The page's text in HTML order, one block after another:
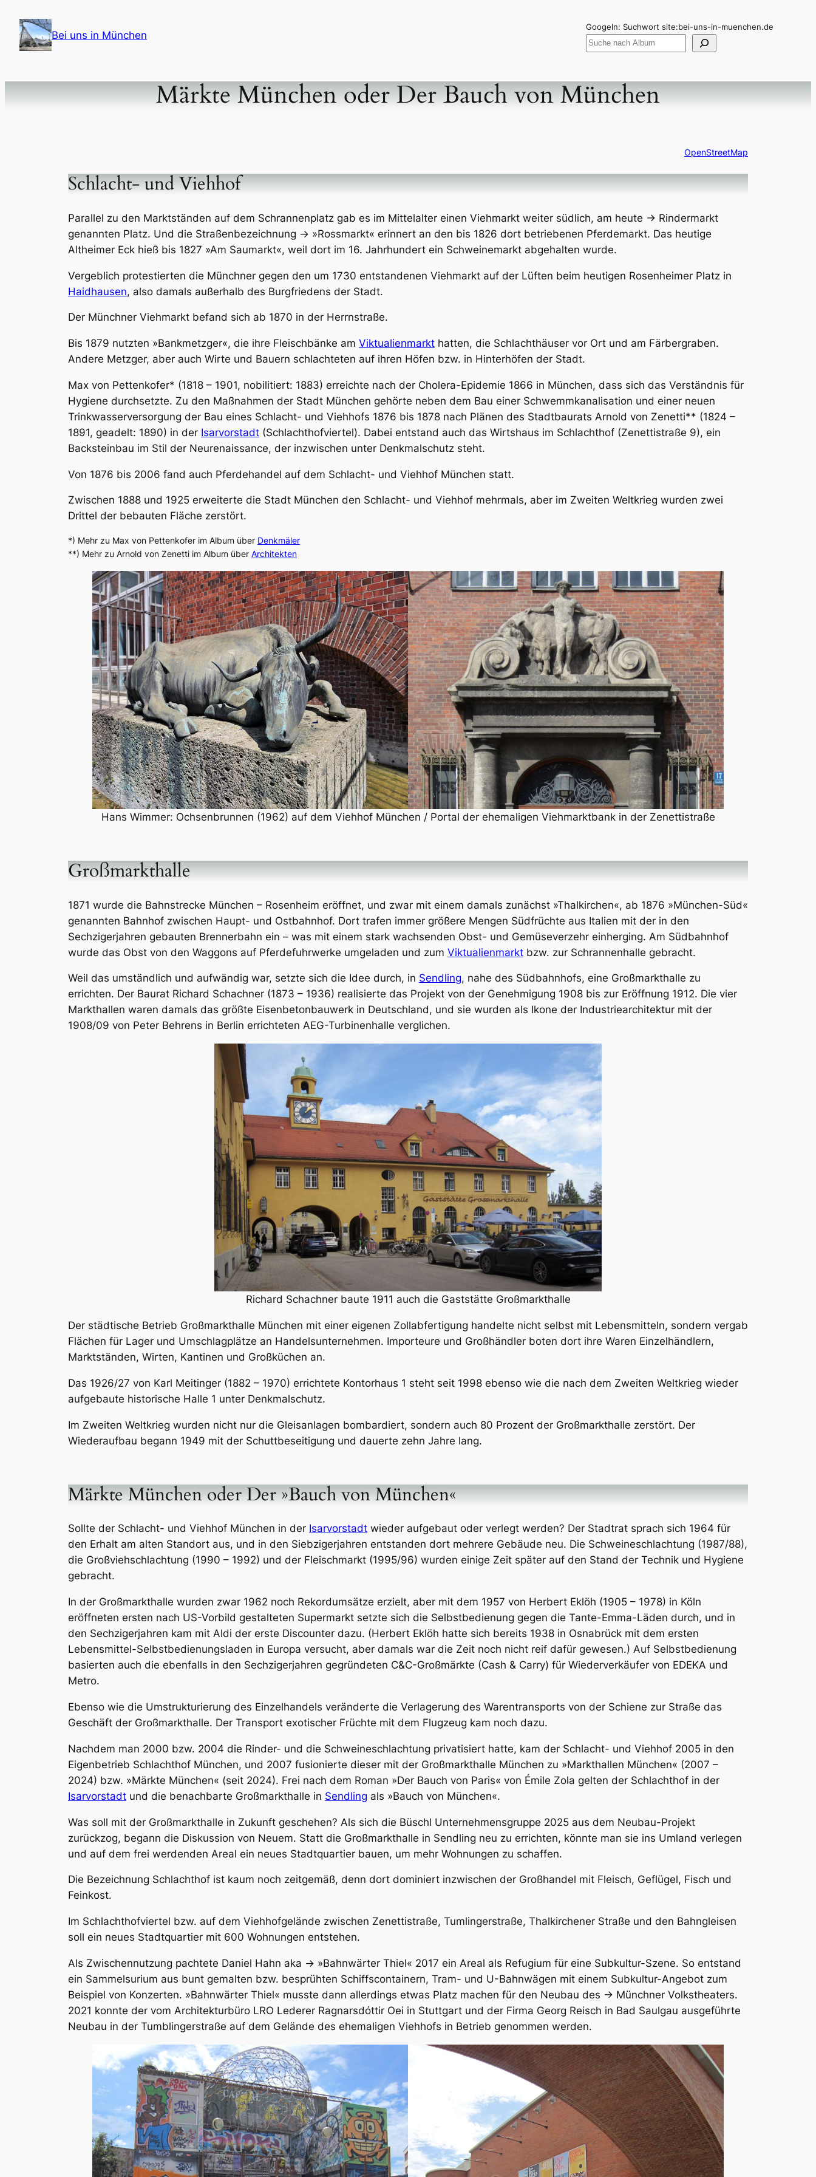
Inhalt
springen
Bei uns in München
Googeln: Suchwort site:bei-uns-in-muenchen.de
Märkte München oder Der Bauch von München
OpenStreetMap
Schlacht- und Viehhof
Parallel zu den Marktständen auf dem Schrannenplatz gab es im Mittelalter einen Viehmarkt weiter südlich, am heute → Rindermarkt
genannten Platz. Und die Straßenbezeichnung → »Rossmarkt« erinnert an den bis 1826 dort betriebenen Pferdemarkt. Das heutige
Altheimer Eck hieß bis 1827 »Am Saumarkt«, weil dort im 16. Jahrhundert ein Schweinemarkt abgehalten wurde.
Vergeblich protestierten die Münchner gegen den um 1730 entstandenen Viehmarkt auf der Lüften beim heutigen Rosenheimer Platz in
Haidhausen, also damals außerhalb des Burgfriedens der Stadt.
Der Münchner Viehmarkt befand sich ab 1870 in der Herrnstraße.
Bis 1879 nutzten »Bankmetzger«, die ihre Fleischbänke am Viktualienmarkt hatten, die Schlachthäuser vor Ort und am Färbergraben.
Andere Metzger, aber auch Wirte und Bauern schlachteten auf ihren Höfen bzw. in Hinterhöfen der Stadt.
Max von Pettenkofer* (1818 – 1901, nobilitiert: 1883) erreichte nach der Cholera-Epidemie 1866 in München, dass sich das Verständnis für
Hygiene durchsetzte. Zu den Maßnahmen der Stadt München gehörte neben dem Bau einer Schwemmkanalisation und einer neuen
Trinkwasserversorgung der Bau eines Schlacht- und Viehhofs 1876 bis 1878 nach Plänen des Stadtbaurats Arnold von Zenetti** (1824 –
1891, geadelt: 1890) in der Isarvorstadt (Schlachthofviertel). Dabei entstand auch das Wirtshaus im Schlachthof (Zenettistraße 9), ein
Backsteinbau im Stil der Neurenaissance, der inzwischen unter Denkmalschutz steht.
Von 1876 bis 2006 fand auch Pferdehandel auf dem Schlacht- und Viehhof München statt.
Zwischen 1888 und 1925 erweiterte die Stadt München den Schlacht- und Viehhof mehrmals, aber im Zweiten Weltkrieg wurden zwei
Drittel der bebauten Fläche zerstört.
*) Mehr zu Max von Pettenkofer im Album über Denkmäler
**) Mehr zu Arnold von Zenetti im Album über Architekten
Hans Wimmer: Ochsenbrunnen (1962) auf dem Viehhof München / Portal der ehemaligen Viehmarktbank in der Zenettistraße
Großmarkthalle
1871 wurde die Bahnstrecke München – Rosenheim eröffnet, und zwar mit einem damals zunächst »Thalkirchen«, ab 1876 »München-Süd«
genannten Bahnhof zwischen Haupt- und Ostbahnhof. Dort trafen immer größere Mengen Südfrüchte aus Italien mit der in den
Sechzigerjahren gebauten Brennerbahn ein – was mit einem stark wachsenden Obst- und Gemüseverzehr einherging. Am Südbahnhof
wurde das Obst von den Waggons auf Pferdefuhrwerke umgeladen und zum Viktualienmarkt bzw. zur Schrannenhalle gebracht.
Weil das umständlich und aufwändig war, setzte sich die Idee durch, in Sendling, nahe des Südbahnhofs, eine Großmarkthalle zu
errichten. Der Baurat Richard Schachner (1873 – 1936) realisierte das Projekt von der Genehmigung 1908 bis zur Eröffnung 1912. Die vier
Markthallen waren damals das größte Eisenbetonbauwerk in Deutschland, und sie wurden als Ikone der Industriearchitektur mit der
1908/09 von Peter Behrens in Berlin errichteten AEG-Turbinenhalle verglichen.
Richard Schachner baute 1911 auch die Gaststätte Großmarkthalle
Der städtische Betrieb Großmarkthalle München mit einer eigenen Zollabfertigung handelte nicht selbst mit Lebensmitteln, sondern vergab
Flächen für Lager und Umschlagplätze an Handelsunternehmen. Importeure und Großhändler boten dort ihre Waren Einzelhändlern,
Marktständen, Wirten, Kantinen und Großküchen an.
Das 1926/27 von Karl Meitinger (1882 – 1970) errichtete Kontorhaus 1 steht seit 1998 ebenso wie die nach dem Zweiten Weltkrieg wieder
aufgebaute historische Halle 1 unter Denkmalschutz.
Im Zweiten Weltkrieg wurden nicht nur die Gleisanlagen bombardiert, sondern auch 80 Prozent der Großmarkthalle zerstört. Der
Wiederaufbau begann 1949 mit der Schuttbeseitigung und dauerte zehn Jahre lang.
Märkte München oder Der »Bauch von München«
Sollte der Schlacht- und Viehhof München in der Isarvorstadt wieder aufgebaut oder verlegt werden? Der Stadtrat sprach sich 1964 für
den Erhalt am alten Standort aus, und in den Siebzigerjahren entstanden dort mehrere Gebäude neu. Die Schweineschlachtung (1987/88),
die Großviehschlachtung (1990 – 1992) und der Fleischmarkt (1995/96) wurden einige Zeit später auf den Stand der Technik und Hygiene
gebracht.
In der Großmarkthalle wurden zwar 1962 noch Rekordumsätze erzielt, aber mit dem 1957 von Herbert Eklöh (1905 – 1978) in Köln
eröffneten ersten nach US-Vorbild gestalteten Supermarkt setzte sich die Selbstbedienung gegen die Tante-Emma-Läden durch, und in
den Sechzigerjahren kam mit Aldi der erste Discounter dazu. (Herbert Eklöh hatte sich bereits 1938 in Osnabrück mit dem ersten
Lebensmittel-Selbstbedienungsladen in Europa versucht, aber damals war die Zeit noch nicht reif dafür gewesen.) Auf Selbstbedienung
basierten auch die ebenfalls in den Sechzigerjahren gegründeten C&C-Großmärkte (Cash & Carry) für Wiederverkäufer von EDEKA und
Metro.
Ebenso wie die Umstrukturierung des Einzelhandels veränderte die Verlagerung des Warentransports von der Schiene zur Straße das
Geschäft der Großmarkthalle. Der Transport exotischer Früchte mit dem Flugzeug kam noch dazu.
Nachdem man 2000 bzw. 2004 die Rinder- und die Schweineschlachtung privatisiert hatte, kam der Schlacht- und Viehhof 2005 in den
Eigenbetrieb Schlachthof München, und 2007 fusionierte dieser mit der Großmarkthalle München zu »Markthallen München« (2007 –
2024) bzw. »Märkte München« (seit 2024). Frei nach dem Roman »Der Bauch von Paris« von Émile Zola gelten der Schlachthof in der
Isarvorstadt und die benachbarte Großmarkthalle in Sendling als »Bauch von München«.
Was soll mit der Großmarkthalle in Zukunft geschehen? Als sich die Büschl Unternehmensgruppe 2025 aus dem Neubau-Projekt
zurückzog, begann die Diskussion von Neuem. Statt die Großmarkthalle in Sendling neu zu errichten, könnte man sie ins Umland verlegen
und auf dem frei werdenden Areal ein neues Stadtquartier bauen, um mehr Wohnungen zu schaffen.
Die Bezeichnung Schlachthof ist kaum noch zeitgemäß, denn dort dominiert inzwischen der Großhandel mit Fleisch, Geflügel, Fisch und
Feinkost.
Im Schlachthofviertel bzw. auf dem Viehhofgelände zwischen Zenettistraße, Tumlingerstraße, Thalkirchener Straße und den Bahngleisen
soll ein neues Stadtquartier mit 600 Wohnungen entstehen.
Als Zwischennutzung pachtete Daniel Hahn aka → »Bahnwärter Thiel« 2017 ein Areal als Refugium für eine Subkultur-Szene. So entstand
ein Sammelsurium aus bunt gemalten bzw. besprühten Schiffscontainern, Tram- und U-Bahnwägen mit einem Subkultur-Angebot zum
Beispiel von Konzerten. »Bahnwärter Thiel« musste dann allerdings etwas Platz machen für den Neubau des → Münchner Volkstheaters.
2021 konnte der vom Architekturbüro LRO Lederer Ragnarsdóttir Oei in Stuttgart und der Firma Georg Reisch in Bad Saulgau ausgeführte
Neubau in der Tumblingerstraße auf dem Gelände des ehemaligen Viehhofs in Betrieb genommen werden.